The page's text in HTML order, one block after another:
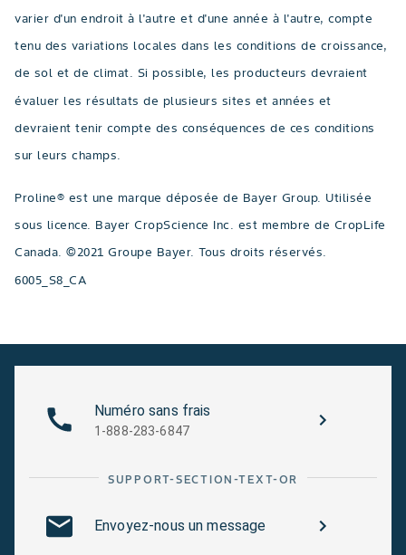
varier d'un endroit à l'autre et d'une année à l'autre, compte
tenu des variations locales dans les conditions de croissance,
de sol et de climat. Si possible, les producteurs devraient
évaluer les résultats de plusieurs sites et années et
devraient tenir compte des conséquences de ces conditions
sur leurs champs.
Proline® est une marque déposée de Bayer Group. Utilisée
sous licence. Bayer CropScience Inc. est membre de CropLife
Canada. ©2021 Groupe Bayer. Tous droits réservés.
6005_S8_CA
Numéro sans frais
1-888-283-6847
SUPPORT-SECTION-TEXT-OR
Envoyez-nous un message